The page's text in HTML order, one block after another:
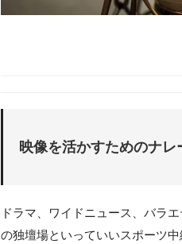
映像を活かすためのナレ
ドラマ、ワイドニュース、バラ
の独壇場といっていいスポーツ